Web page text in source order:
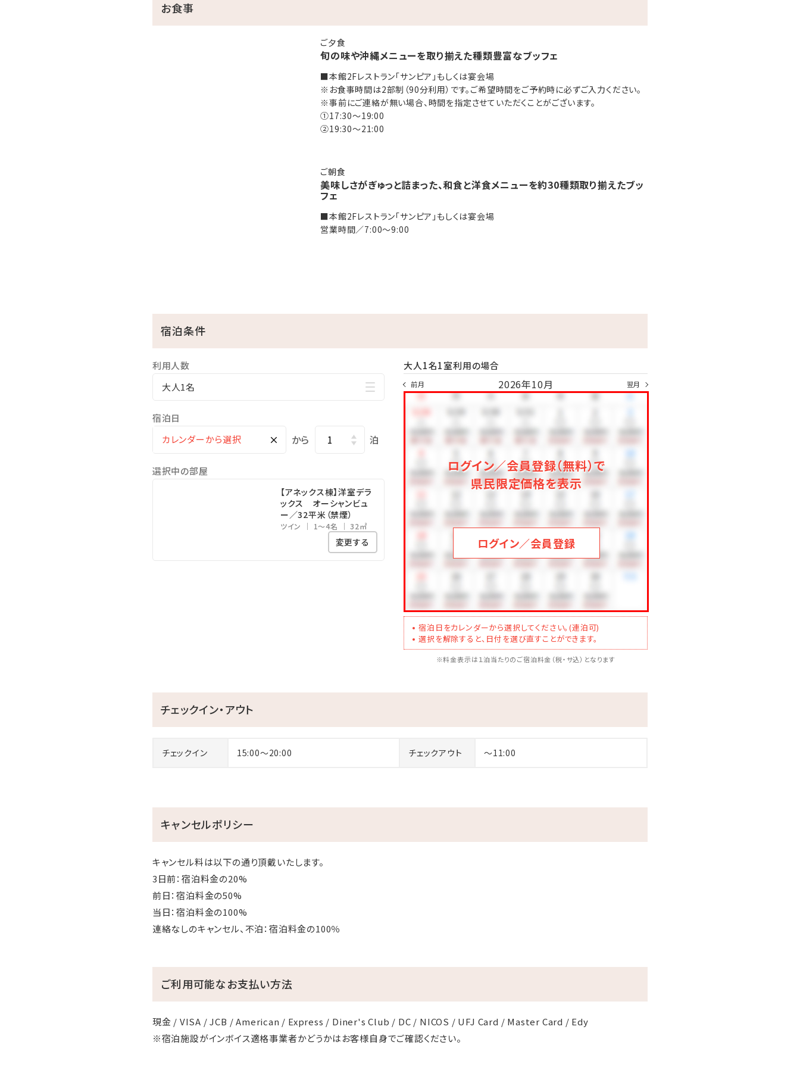
●ホテル駐車場無料
営業時間／6:30～23:00（最終受付22:30）
※チェックイン15:00～チェックアウト11:00までご利用いただけます。
※刺青やタトゥーをされている方（タトゥーシールも含む）のご入浴をお断りしております。
※チェックイン15:00～チェックアウト11:00までご利用いただけます。
・ドリンクと小菓子をご自由にお召し上がりください。
◆ピースポ
◆バギー
◆馬遊び
◆その他、館内施設の最新の営業詳細については、ホテル公式ホームページをご確認ください。
お食事
ご夕食
旬の味や沖縄メニューを取り揃えた種類豊富なブッフェ
■本館2Fレストラン「サンピア」もしくは宴会場
※お食事時間は2部制（90分利用）です。ご希望時間をご予約時に必ずご入力ください。
※事前にご連絡が無い場合、時間を指定させていただくことがございます。
①17:30～19:00
②19:30～21:00
ご朝食
美味しさがぎゅっと詰まった、和食と洋食メニューを約30種類取り揃えたブッ
フェ
■本館2Fレストラン「サンピア」もしくは宴会場
営業時間／7:00～9:00
宿泊条件
利用人数
大人1名
宿泊日
× から 泊
選択中の部屋
【アネックス棟】洋室デラ
ックス オーシャンビュ
ー／32平米（禁煙）
ツイン 1～4名 32㎡
変更する
大人1名1室利用の場合
前月 2026年10月 翌月
ログイン／会員登録（無料）で
県民限定価格を表示
ログイン／会員登録
宿泊日をカレンダーから選択してください。(連泊可)
選択を解除すると、日付を選び直すことができます。
※料金表示は１泊当たりのご宿泊料金（税・サ込）となります
チェックイン・アウト
チェックイン 15:00～20:00 チェックアウト ～11:00
キャンセルポリシー
キャンセル料は以下の通り頂戴いたします。
3日前：宿泊料金の20%
前日：宿泊料金の50%
当日：宿泊料金の100%
連絡なしのキャンセル、不泊：宿泊料金の100％
ご利用可能なお支払い方法
現金 / VISA / JCB / American / Express / Diner's Club / DC / NICOS / UFJ Card / Master Card / Edy
※宿泊施設がインボイス適格事業者かどうかはお客様自身でご確認ください。